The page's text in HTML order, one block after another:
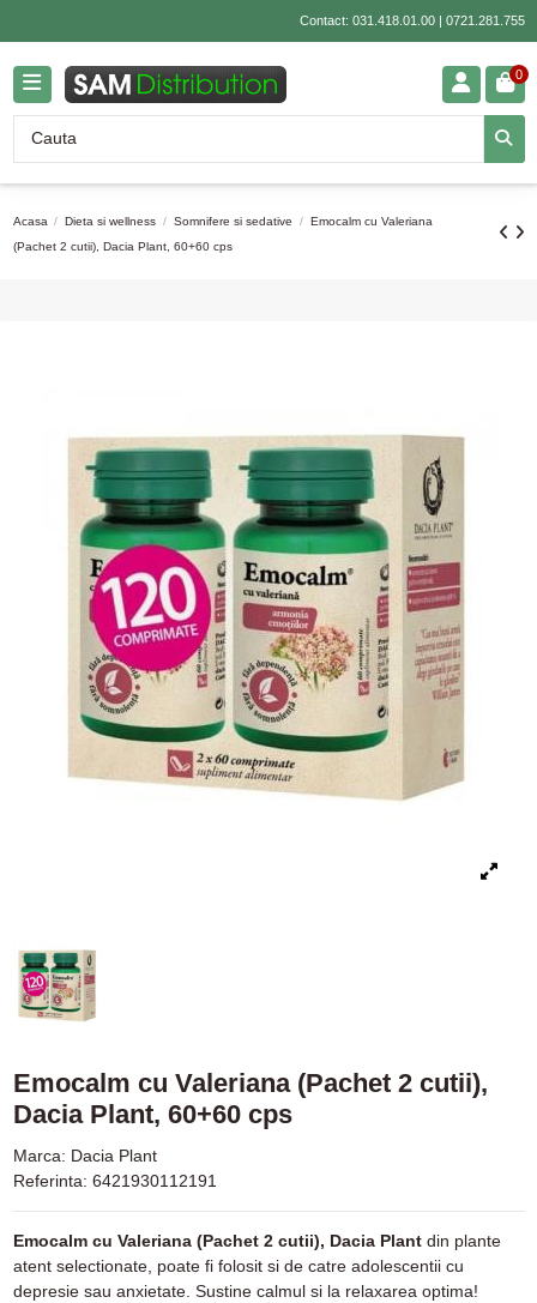
Contact: 031.418.01.00| 0721.281.755
0
Acasa Dieta si wellness Somnifere si sedative
Emocalm cu Valeriana
(Pachet 2 cutii), Dacia Plant, 60+60 cps
Emocalm cu Valeriana (Pachet 2 cutii),
Dacia Plant, 60+60 cps
Marca: Dacia Plant
Referinta: 6421930112191
Emocalm cu Valeriana (Pachet 2 cutii), Dacia Plantdin plante
atent selectionate, poate fi folosit si de catre adolescentii cu
depresie sau anxietate. Sustine calmul si la relaxarea optima!